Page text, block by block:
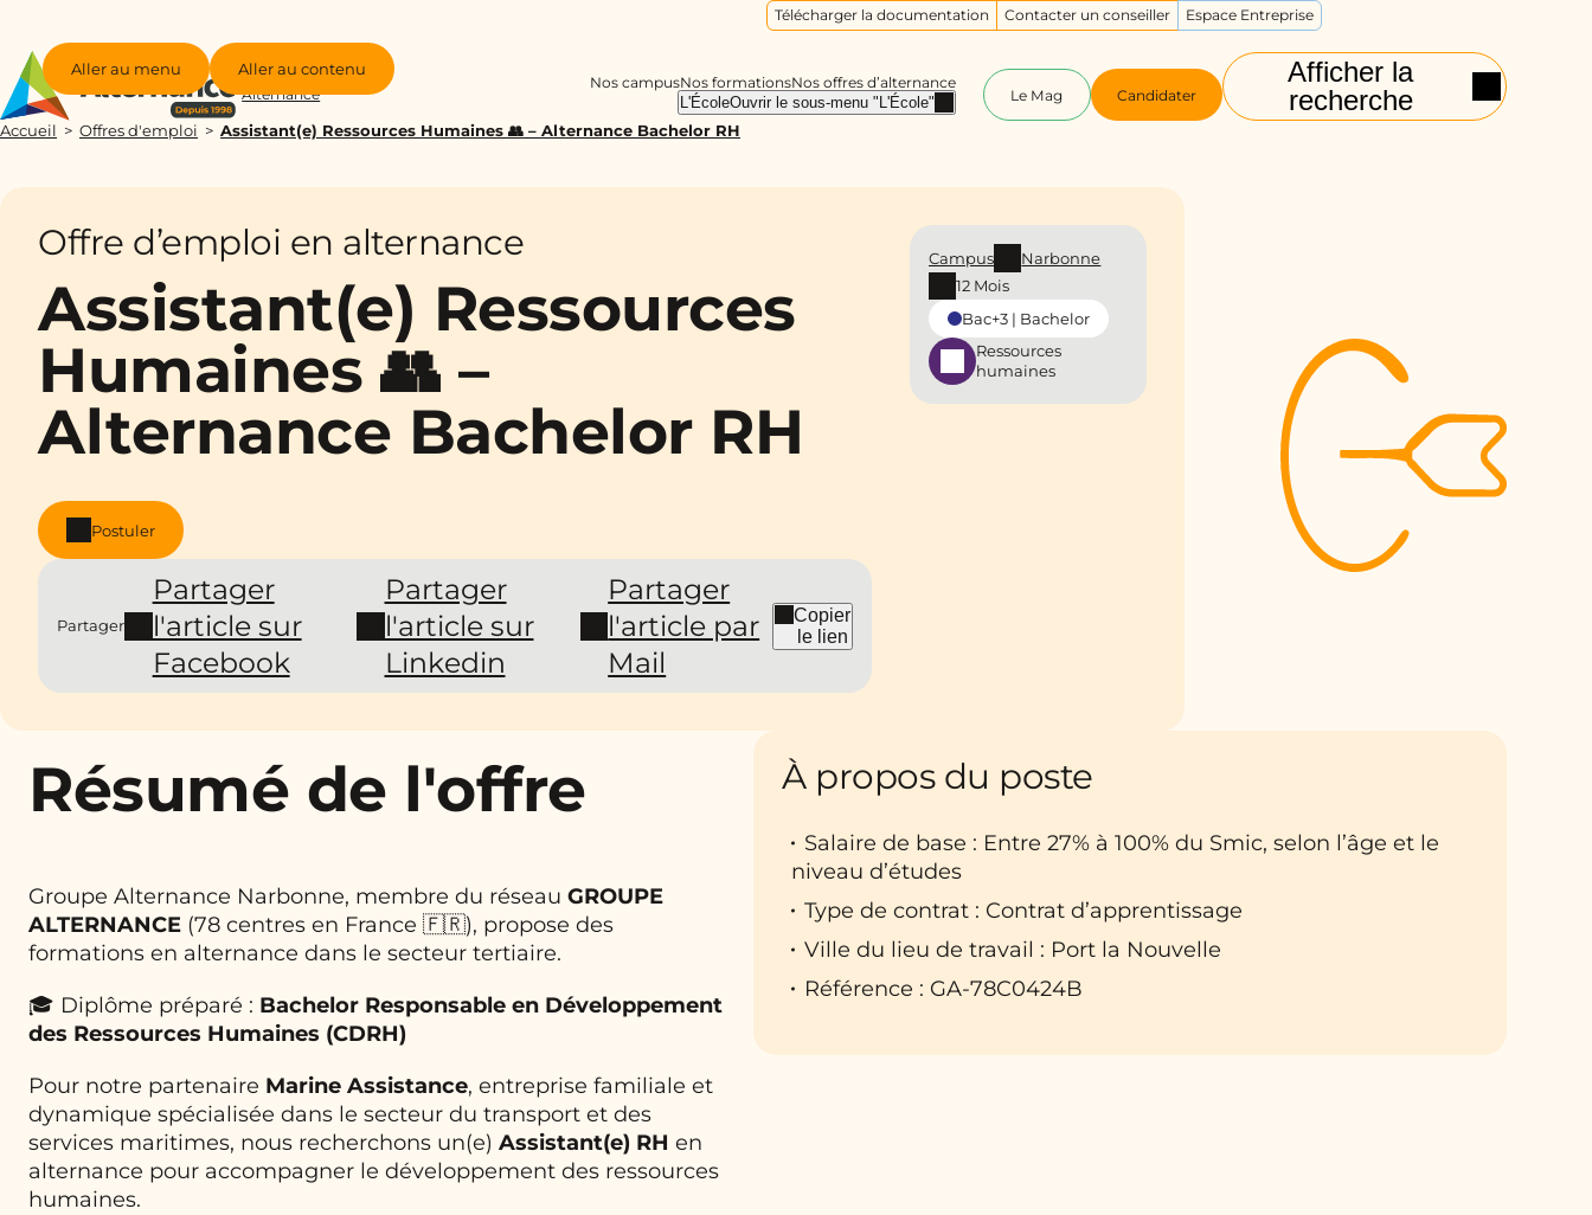
Aller au menu Aller au contenu
Groupe
Alternance
Afficher la
recherche
Nos campusNos formationsNos offres d’alternance
L'ÉcoleOuvrir le sous-menu "L'École" Le Mag Candidater
Télécharger la documentation Contacter un conseiller Espace Entreprise
Accueil Offres d'emploi Assistant(e) Ressources Humaines 👥 – Alternance Bachelor RH
Offre d’emploi en alternance
Assistant(e) Ressources
Humaines 👥 –
Alternance Bachelor RH
Postuler
Partager
Partager
l'article sur
Facebook
Partager
l'article sur
Linkedin
Partager
l'article par
Mail
Copier
le lien
Campus
Narbonne
12 Mois
Bac+3 | Bachelor
Ressources
humaines
Résumé de l'offre
Groupe Alternance Narbonne, membre du réseau GROUPE
ALTERNANCE (78 centres en France 🇫🇷), propose des
formations en alternance dans le secteur tertiaire.
🎓 Diplôme préparé : Bachelor Responsable en Développement
des Ressources Humaines (CDRH)
Pour notre partenaire Marine Assistance, entreprise familiale et
dynamique spécialisée dans le secteur du transport et des
services maritimes, nous recherchons un(e) Assistant(e) RH en
alternance pour accompagner le développement des ressources
humaines.
À propos du poste
Salaire de base : Entre 27% à 100% du Smic, selon l’âge et le
niveau d’études
Type de contrat : Contrat d’apprentissage
Ville du lieu de travail : Port la Nouvelle
Référence : GA-78C0424B